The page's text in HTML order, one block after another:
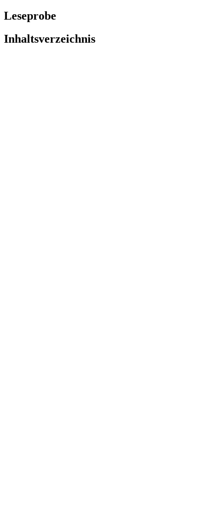
Leseprobe
Inhaltsverzeichnis